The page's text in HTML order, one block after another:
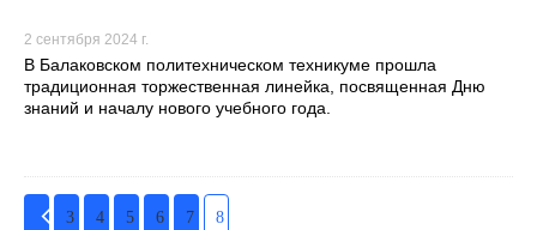
2 сентября 2024 г.
В Балаковском политехническом техникуме прошла
традиционная торжественная линейка, посвященная Дню
знаний и началу нового учебного года.
3 4 5 6 7 8